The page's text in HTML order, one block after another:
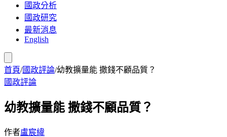
國政分析
國政研究
最新消息
English
首頁/國政評論/幼教擴量能 撒錢不顧品質？
國政評論
幼教擴量能 撒錢不顧品質？
作者盧宸緯